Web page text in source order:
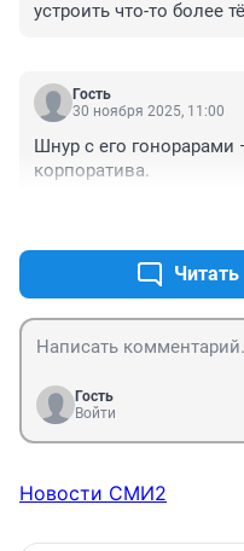
устроить что-то более
Гость
30 ноября 2025, 11:00
Шнур с его гонорарами
корпоратива.
Гость
Войти
Новости СМИ2